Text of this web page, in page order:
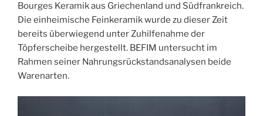
Bourges Keramik aus Griechenland und Südfrankreich.
Die einheimische Feinkeramik wurde zu dieser Zeit
bereits überwiegend unter Zuhilfenahme der
Töpferscheibe hergestellt. BEFIM untersucht im
Rahmen seiner Nahrungsrückstandsanalysen beide
Warenarten.